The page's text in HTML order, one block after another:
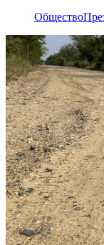
Общество